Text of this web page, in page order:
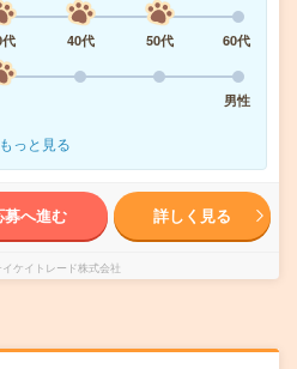
40代 50代
60代
男性
もっと見る
募へ進む 詳しく見る
イケイトレード株式会社